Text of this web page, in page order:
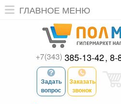
ГЛАВНОЕ МЕНЮ
+7(343) 385-13-42 8-
Задать
вопрос
Заказать
звонок